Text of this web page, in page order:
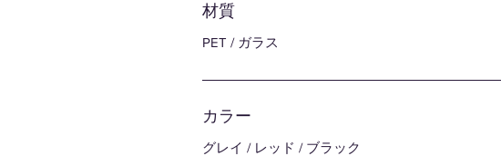
材質
PET / ガラス
カラー
グレイ / レッド / ブラック